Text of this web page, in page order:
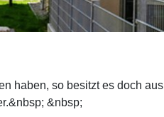
haben, so besitzt es doch aus
&nbsp;